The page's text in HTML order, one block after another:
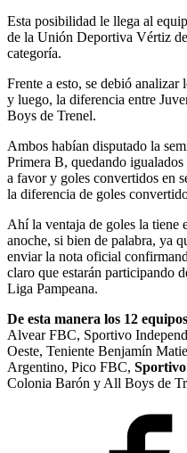
Esta posibilidad le llega al
de la Unión Deportiva Vértiz
categoría.
Frente a esto, se debió
y luego, la diferencia entre
Boys de Trenel.
Ambos habían disputado la
Primera B, quedando
a favor y goles convertidos en
la diferencia de goles
Ahí la ventaja de goles la tiene
anoche, si bien de palabra, ya
enviar la nota oficial
claro que estarán participando
Liga Pampeana.
De esta manera los 12
Alvear FBC, Sportivo
Oeste, Teniente Benjamín
Argentino, Pico FBC,
Colonia Barón y All Boys de